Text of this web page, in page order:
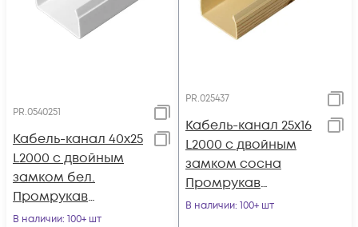
PR.0540251
Кабель-канал 40х25
L2000 с двойным
замком бел.
Промрукав
PR.0540251
В наличии: 100+ шт
PR.025437
Кабель-канал 25х16
L2000 с двойным
замком сосна
Промрукав
PR.025437
В наличии: 100+ шт